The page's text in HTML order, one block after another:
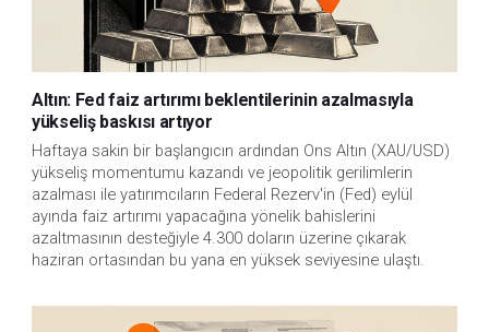
Altın: Fed faiz artırımı beklentilerinin azalmasıyla
yükseliş baskısı artıyor
Haftaya sakin bir başlangıcın ardından Ons Altın (XAU/USD)
yükseliş momentumu kazandı ve jeopolitik gerilimlerin
azalması ile yatırımcıların Federal Rezerv'in (Fed) eylül
ayında faiz artırımı yapacağına yönelik bahislerini
azaltmasının desteğiyle 4.300 doların üzerine çıkarak
haziran ortasından bu yana en yüksek seviyesine ulaştı.